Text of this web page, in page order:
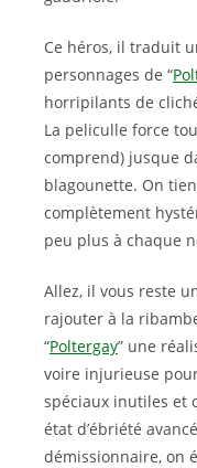
Ce héros, il traduit
personnages de “
horripilants de
La peliculle force
comprend) jusque
blagounette. On
complètement
peu plus à chaque
Allez, il vous reste
rajouter à la
“Poltergay” une
voire injurieuse
spéciaux inutiles et
état d’ébriété
démissionnaire, on